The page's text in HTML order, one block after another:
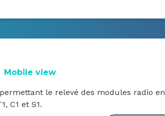
Mobile view
le relevé des modules radio en
C1 et S1.